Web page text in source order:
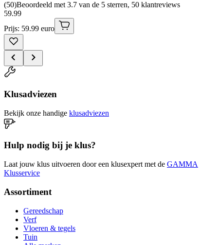
(50)Beoordeeld met 3.7 van de 5 sterren, 50 klantreviews
59.99
Prijs: 59.99 euro
Klusadviezen
Bekijk onze handige klusadviezen
Hulp nodig bij je klus?
Laat jouw klus uitvoeren door een klusexpert met de GAMMA
Klusservice
Assortiment
Gereedschap
Verf
Vloeren & tegels
Tuin